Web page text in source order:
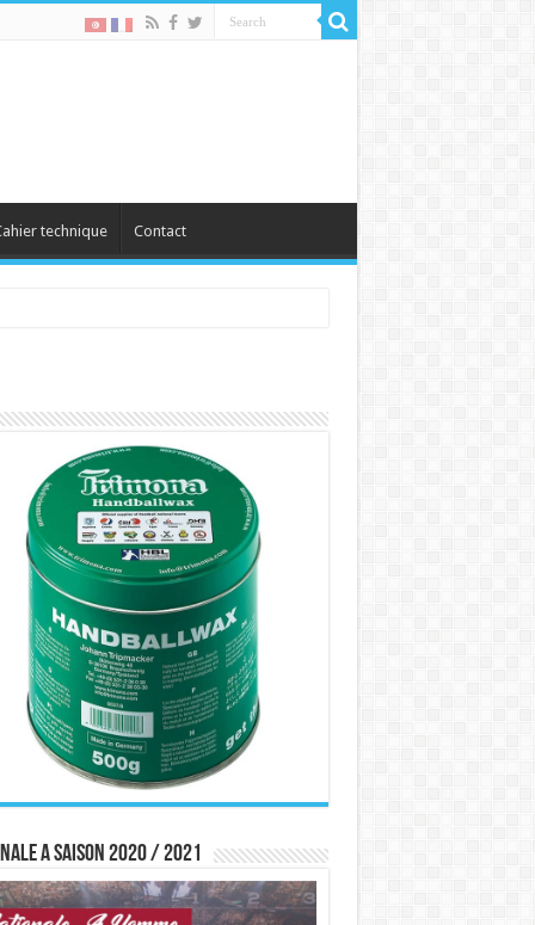
technique Contact
A saison 2020 / 2021